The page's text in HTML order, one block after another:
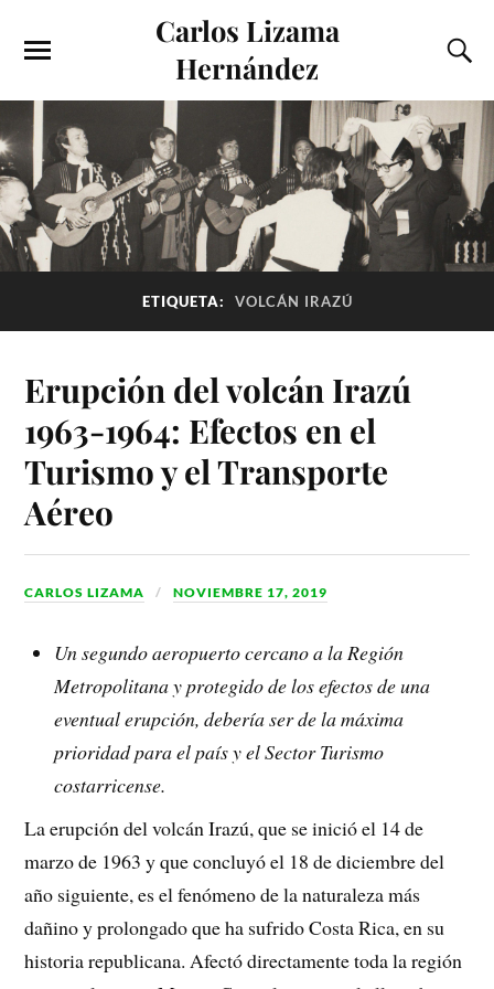
Carlos Lizama
Hernández
ETIQUETA: VOLCÁN IRAZÚ
Erupción del volcán Irazú
1963-1964: Efectos en el
Turismo y el Transporte
Aéreo
CARLOS LIZAMA NOVIEMBRE 17, 2019
Un segundo aeropuerto cercano a la Región
Metropolitana y protegido de los efectos de una
eventual erupción, debería ser de la máxima
prioridad para el país y el Sector Turismo
costarricense.
La erupción del volcán Irazú, que se inició el 14 de
marzo de 1963 y que concluyó el 18 de diciembre del
año siguiente, es el fenómeno de la naturaleza más
dañino y prolongado que ha sufrido Costa Rica, en su
historia republicana. Afectó directamente toda la región